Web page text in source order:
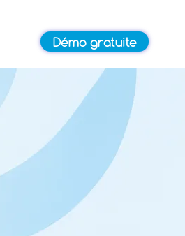
Démo gratuite